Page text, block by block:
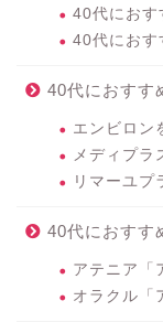
40代におす
40代におす
40代におすす
エンビロン
メディプラ
リマーユプ
40代におすす
アテニア「
オラクル「